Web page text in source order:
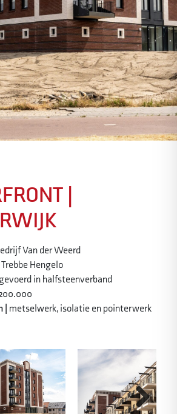
|
Van der Weerd
Trebbe Hengelo
in halfsteenverband
metselwerk, isolatie en pointerwerk